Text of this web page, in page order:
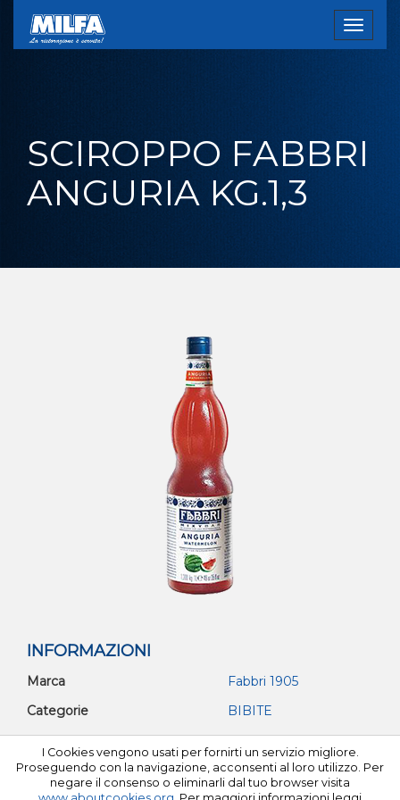
Toggle
SCIROPPO FABBRI
ANGURIA KG.1,3
INFORMAZIONI
Marca
Fabbri 1905
Categorie
BIBITE
©Tutti i diritti riservati 2026 Milfa C.F e P.I. 02534080102
I Cookies vengono usati per fornirti un servizio migliore.
Proseguendo con la navigazione, acconsenti al loro utilizzo. Per
negare il consenso o eliminarli dal tuo browser visita